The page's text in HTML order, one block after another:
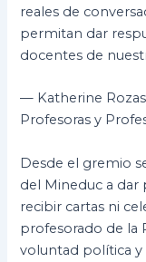
reales de
permitan dar
docentes de
— Katherine
Profesoras y
Desde el gremio
del Mineduc a dar
recibir cartas ni
profesorado de la
voluntad política y